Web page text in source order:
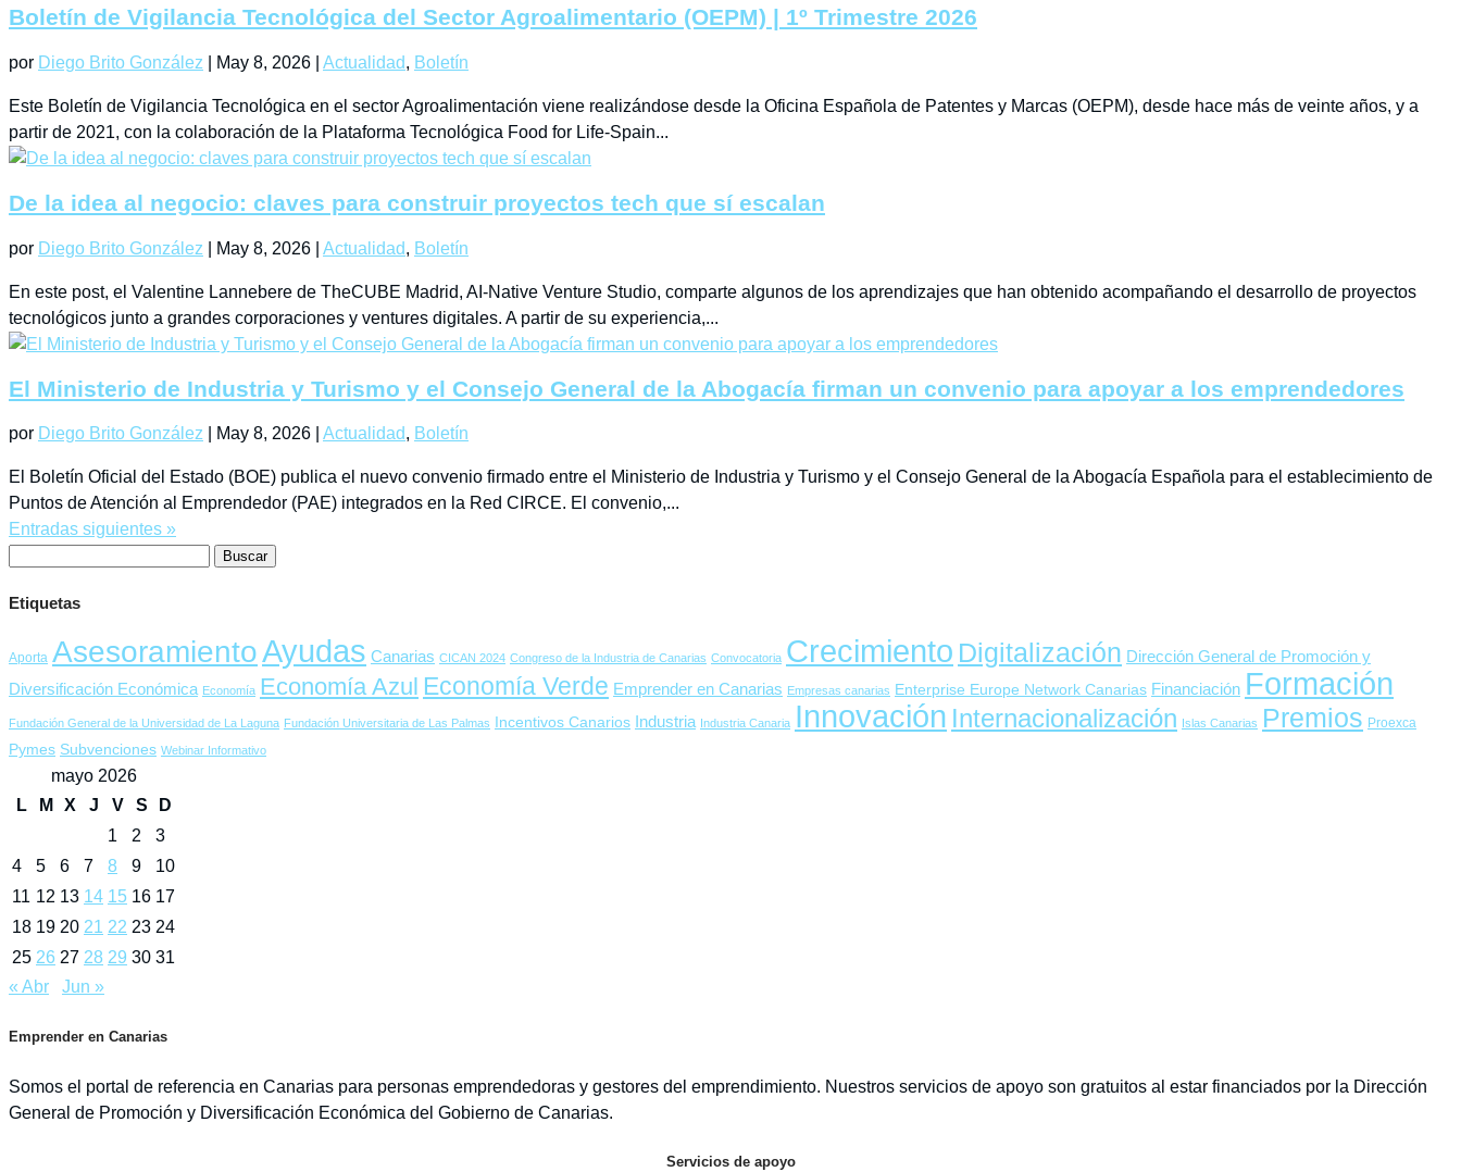
Boletín de Vigilancia Tecnológica del Sector Agroalimentario (OEPM) | 1º Trimestre 2026
por Diego Brito González May 8, 2026 Actualidad, Boletín
Este Boletín de Vigilancia Tecnológica en el sector Agroalimentación viene realizándose desde la Oficina Española de Patentes y Marcas (OEPM), desde hace más de veinte años, y a
partir de 2021, con la colaboración de la Plataforma Tecnológica Food for Life-Spain...
De la idea al negocio: claves para construir proyectos tech que sí escalan
por Diego Brito González May 8, 2026 Actualidad, Boletín
En este post, el Valentine Lannebere de TheCUBE Madrid, AI-Native Venture Studio, comparte algunos de los aprendizajes que han obtenido acompañando el desarrollo de proyectos
tecnológicos junto a grandes corporaciones y ventures digitales. A partir de su experiencia,...
El Ministerio de Industria y Turismo y el Consejo General de la Abogacía firman un convenio para apoyar a los emprendedores
por Diego Brito González May 8, 2026 Actualidad, Boletín
El Boletín Oficial del Estado (BOE) publica el nuevo convenio firmado entre el Ministerio de Industria y Turismo y el Consejo General de la Abogacía Española para el establecimiento de
Puntos de Atención al Emprendedor (PAE) integrados en la Red CIRCE. El convenio,...
Entradas siguientes »
Etiquetas
Aporta AsesoramientoAyudas Canarias CICAN 2024 Congreso de la Industria de Canarias Convocatoria Crecimiento Digitalización Dirección General de Promoción y
Diversificación Económica Economía Economía Azul Economía Verde Emprender en Canarias Empresas canarias Enterprise Europe Network Canarias Financiación Formación
Fundación General de la Universidad de La Laguna Fundación Universitaria de Las Palmas Incentivos Canarios Industria Industria Canaria Innovación Internacionalización Islas Canarias Premios Proexca
Pymes Subvenciones Webinar Informativo
mayo 2026
L
M X J V S
D
1
2
3
4
5 6 7 8 9
10
11 12 13 14 15 16 17
18 19 20 21 22 23 24
25 26 27 28 29 30 31
« Abr
Jun »
Emprender en Canarias
Somos el portal de referencia en Canarias para personas emprendedoras y gestores del emprendimiento. Nuestros servicios de apoyo son gratuitos al estar financiados por la Dirección
General de Promoción y Diversificación Económica del Gobierno de Canarias.
Servicios de apoyo